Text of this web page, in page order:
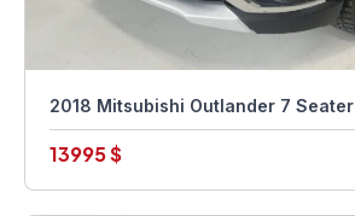
2018 Mitsubishi Outlander 7 Seater
13995 $